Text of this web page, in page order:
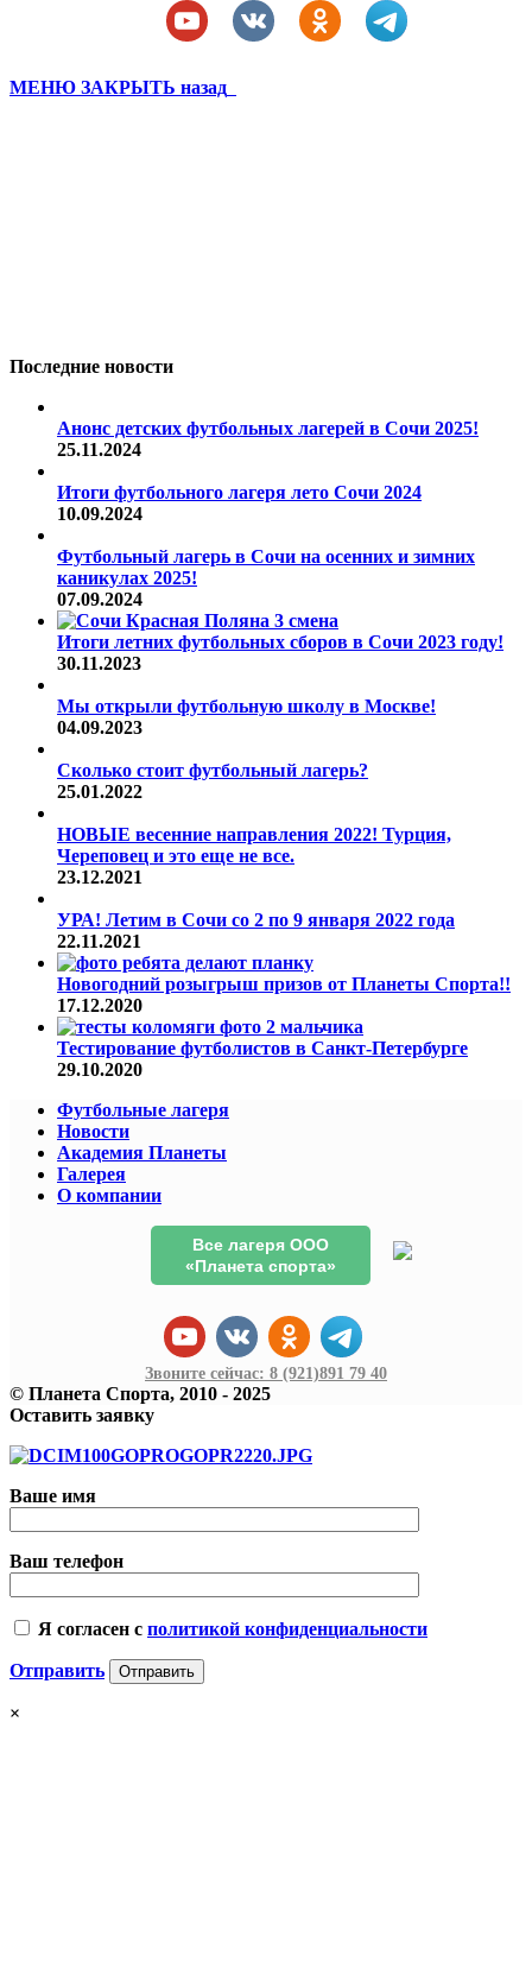
МЕНЮ ЗАКРЫТЬ назад
Последние новости
Анонс детских футбольных лагерей в Сочи 2025!
25.11.2024
Итоги футбольного лагеря лето Сочи 2024
10.09.2024
Футбольный лагерь в Сочи на осенних и зимних
каникулах 2025!
07.09.2024
Итоги летних футбольных сборов в Сочи 2023 году!
30.11.2023
Мы открыли футбольную школу в Москве!
04.09.2023
Сколько стоит футбольный лагерь?
25.01.2022
НОВЫЕ весенние направления 2022! Турция,
Череповец и это еще не все.
23.12.2021
УРА! Летим в Сочи со 2 по 9 января 2022 года
22.11.2021
Новогодний розыгрыш призов от Планеты Спорта!!
17.12.2020
Тестирование футболистов в Санкт-Петербурге
29.10.2020
Футбольные лагеря
Новости
Академия Планеты
Галерея
О компании
Все лагеря ООО
«Планета спорта»
Звоните сейчас: 8 (921)891 79 40
© Планета Спорта, 2010 - 2025
Оставить заявку
Ваше имя
Ваш телефон
Я согласен с политикой конфиденциальности
Отправить
×